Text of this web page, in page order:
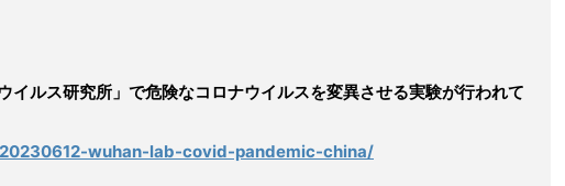
イルス研究所」で危険なコロナウイルスを変異させる実験が行われて
wuhan-lab-covid-pandemic-china/